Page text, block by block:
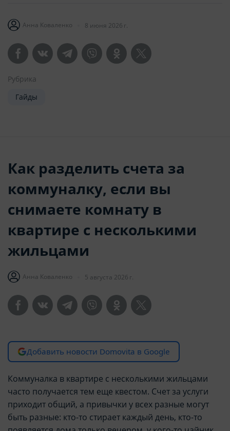
Анна Коваленко 8 июня 2026 г.
Рубрика
Гайды
Как разделить счета за
коммуналку, если вы
снимаете комнату в
квартире с несколькими
жильцами
Анна Коваленко 5 августа 2026 г.
Добавить новости Domovita в Google
Коммуналка в квартире с несколькими жильцами
часто получается тем еще квестом. Счет за услуги
приходит общий, а привычки у всех разные могут
быть разные: кто-то стирает каждый день, кто-то